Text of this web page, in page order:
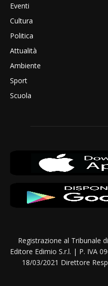
Eventi
Cultura
Politica
Attualità
Ambiente
Sport
Scuola
Registrazione al Tribunale
Editore Edimio S.r.l. | P. IVA
18/03/2021 Direttore